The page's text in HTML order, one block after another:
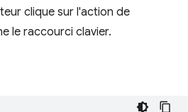
clique sur l'action de
le raccourci clavier.